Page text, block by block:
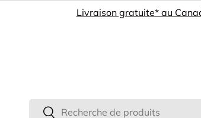
Livraison gratuite* au
Recherche
Rechercher